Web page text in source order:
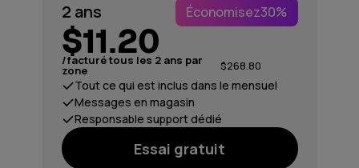
2 ans Économisez30%
$11.20
/facturé tous les 2 ans par
zone $268.80
Tout ce qui est inclus dans le mensuel
Messages en magasin
Responsable support dédié
Essai gratuit